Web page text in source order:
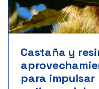
Castaña y
para